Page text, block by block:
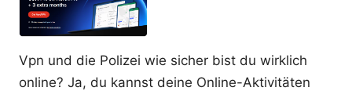
Vpn und die Polizei wie sicher bist du wirklich
online? Ja, du kannst deine Online-Aktivitäten